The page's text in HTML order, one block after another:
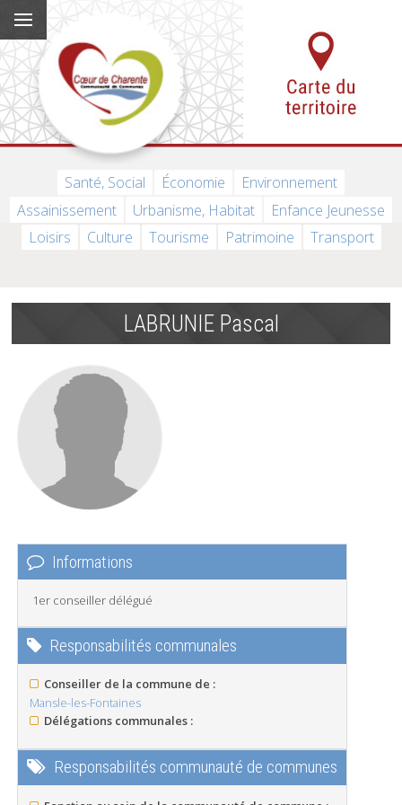
Santé, Social Économie
Environnement
Assainissement
Urbanisme, Habitat
Enfance Jeunesse
Loisirs
Culture Tourisme Patrimoine Transport
LABRUNIE Pascal
Informations
1er conseiller délégué
Responsabilités communales
Conseiller de la commune de :
Mansle-les-Fontaines
Délégations communales :
Responsabilités communauté de communes